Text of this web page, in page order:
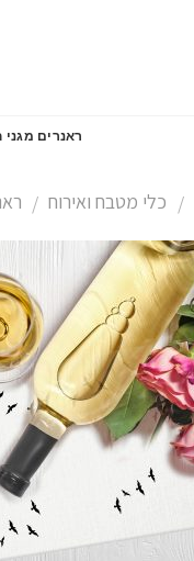
ראנרים
/ כלי מטבח ואירוח /